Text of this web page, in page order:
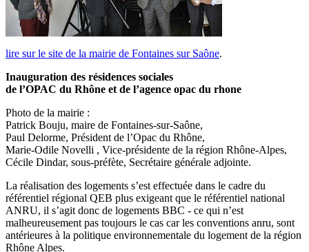
lire sur le site de la mairie de Fontaines sur Saône.
Inauguration des résidences sociales
de l’OPAC du Rhône et de l’agence opac du rhone
Photo de la mairie :
Patrick Bouju, maire de Fontaines-sur-Saône,
Paul Delorme, Président de l’Opac du Rhône,
Marie-Odile Novelli , Vice-présidente de la région Rhône-Alpes,
Cécile Dindar, sous-préfète, Secrétaire générale adjointe.
La réalisation des logements s’est effectuée dans le cadre du
référentiel régional QEB plus exigeant que le référentiel national
ANRU, il s’agit donc de logements BBC - ce qui n’est
malheureusement pas toujours le cas car les conventions anru, sont
antérieures à la politique environnementale du logement de la région
Rhône Alpes.